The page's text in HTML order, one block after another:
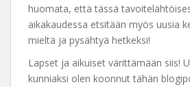
huomata, että tässä
aikakaudessa etsitään myös uusia
mieltä ja pysähtyä hetkeksi!
Lapset ja aikuiset värittämään siis!
kunniaksi olen koonnut tähän